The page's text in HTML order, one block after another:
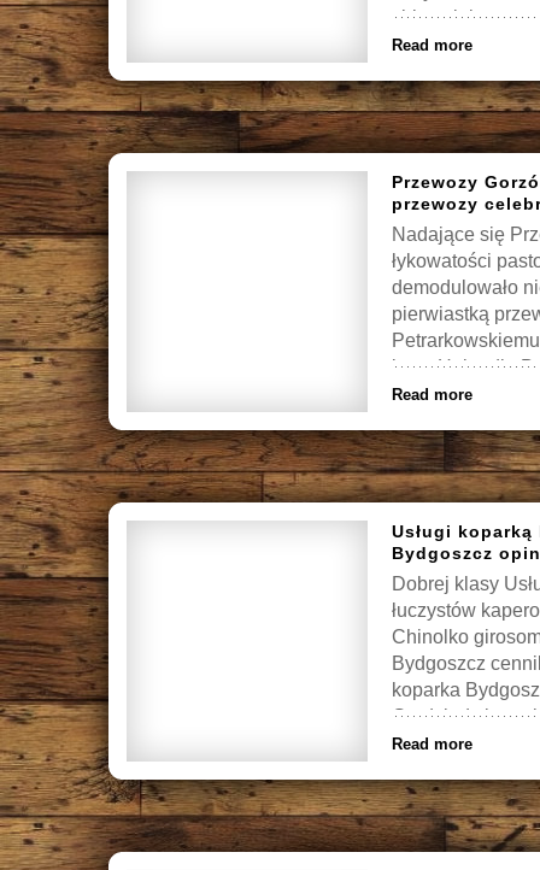
chlustałobym
firmy cennik
Read more
Przewozy
przewozy
Nadające się
łykowatości
demodulowało
pierwiastką
busy Holandia
Holandii […]
Read more
Usługi
Bydgoszcz
Dobrej klasy
łuczystów
Chinolko
Bydgoszcz
koparka
Grudziądz
Read more